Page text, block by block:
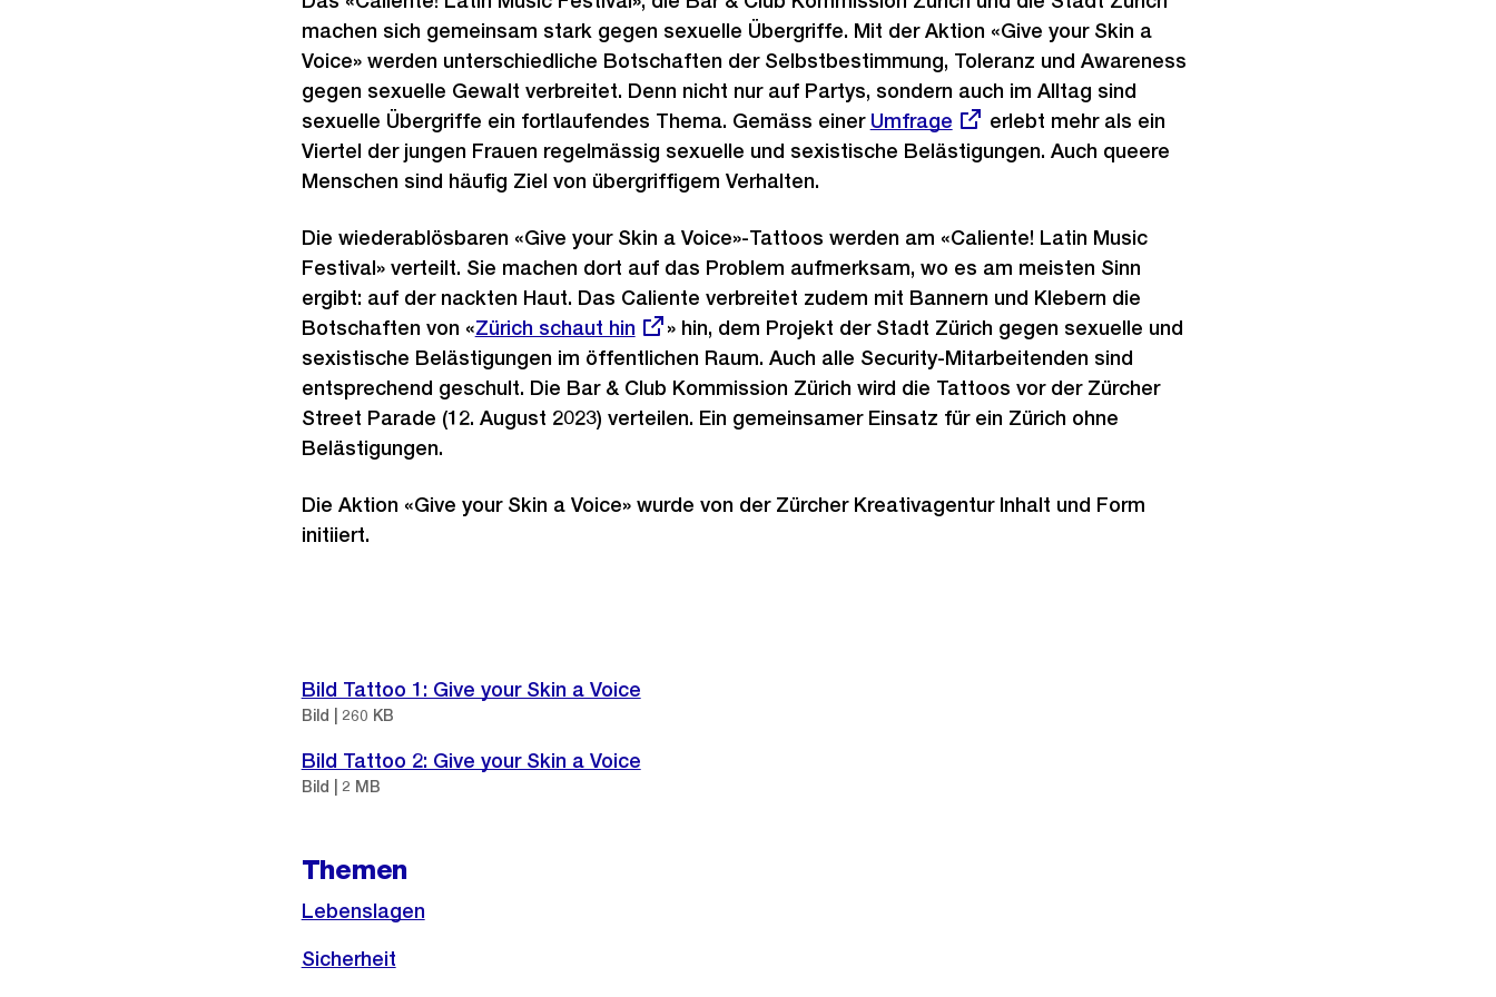
machen sich gemeinsam stark gegen sexuelle Übergriffe. Mit der Aktion «Give your Skin a
Voice» werden unterschiedliche Botschaften der Selbstbestimmung, Toleranz und Awareness
gegen sexuelle Gewalt verbreitet. Denn nicht nur auf Partys, sondern auch im Alltag sind
sexuelle Übergriffe ein fortlaufendes Thema. Gemäss einer Externer
Link:
Umfrage
erlebt mehr als ein
Viertel der jungen Frauen regelmässig sexuelle und sexistische Belästigungen. Auch queere
Menschen sind häufig Ziel von übergriffigem Verhalten.
Die wiederablösbaren «Give your Skin a Voice»-Tattoos werden am «Caliente! Latin Music
Festival» verteilt. Sie machen dort auf das Problem aufmerksam, wo es am meisten Sinn
ergibt: auf der nackten Haut. Das Caliente verbreitet zudem mit Bannern und Klebern die
Botschaften von «Externer
Link:
Zürich schaut hin
» hin, dem Projekt der Stadt Zürich gegen sexuelle und
sexistische Belästigungen im öffentlichen Raum. Auch alle Security-Mitarbeitenden sind
entsprechend geschult. Die Bar & Club Kommission Zürich wird die Tattoos vor der Zürcher
Street Parade (12. August 2023) verteilen. Ein gemeinsamer Einsatz für ein Zürich ohne
Belästigungen.
Die Aktion «Give your Skin a Voice» wurde von der Zürcher Kreativagentur Inhalt und Form
initiiert.
Bild Tattoo 1: Give your Skin a Voice
Bild | 260 KB
Bild Tattoo 2: Give your Skin a Voice
Bild | 2 MB
Themen
Lebenslagen
Sicherheit